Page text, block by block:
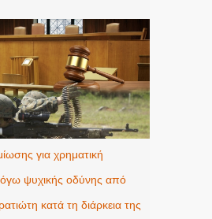
για χρηματική
ψυχικής οδύνης από
κατά τη διάρκεια της